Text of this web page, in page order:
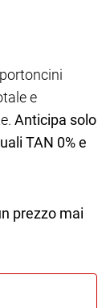
e
Anticipa solo
TAN 0% e
prezzo mai